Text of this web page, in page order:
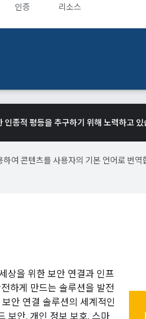
인증 리소스
종적 평등을 추구하기 위해 노력하고 있
여 콘텐츠를 사용자의 기본 언어로 번역
상을 위한 보안 연결과 인프
하게 만드는 솔루션을 발전
안 연결 솔루션의 세계적인
보안, 개인 정보 보호, 스마